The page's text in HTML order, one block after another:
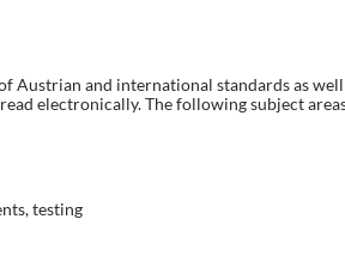
Austrian and international standards as well
electronically. The following subject
testing